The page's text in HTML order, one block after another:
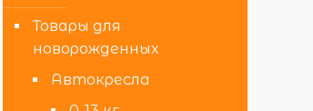
Товары для
новорожденных
Автокресла